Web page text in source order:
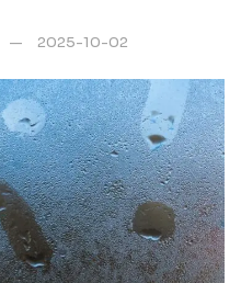
2025-10-02